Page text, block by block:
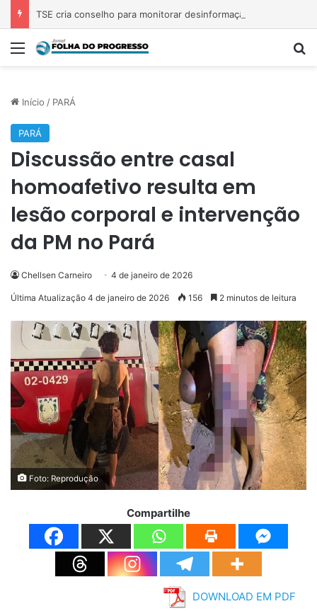
Menu
Início / PARÁ
PARÁ
Discussão entre casal
homoafetivo resulta em
lesão corporal e intervenção
da PM no Pará
Chellsen Carneiro 4 de janeiro de 2026
Última Atualização 4 de janeiro de 2026 156 2 minutos de leitura
Foto: Reprodução
Compartilhe
DOWNLOAD EM PDF